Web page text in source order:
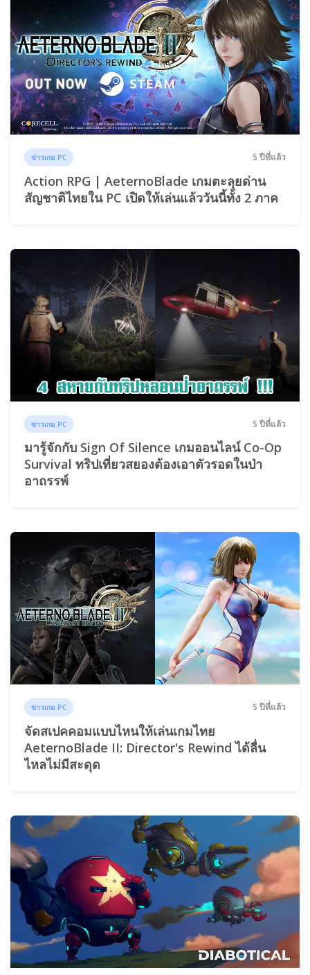
ข่าวเกม PC 5 ปีที่แล้ว
Action RPG | AeternoBlade เกมตะลุยด่าน
สัญชาติไทยใน PC เปิดให้เล่นแล้ววันนี้ทั้ง 2 ภาค
ข่าวเกม PC 5 ปีที่แล้ว
มารู้จักกับ Sign Of Silence เกมออนไลน์ Co-Op
Survival ทริปเที่ยวสยองต้องเอาตัวรอดในป่า
อาถรรพ์
ข่าวเกม PC 5 ปีที่แล้ว
จัดสเปคคอมแบบไหนให้เล่นเกมไทย
AeternoBlade II: Director's Rewind ได้ลื่น
ไหลไม่มีสะดุด